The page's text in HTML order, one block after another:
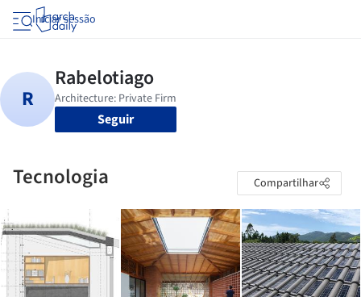
Iniciar sessão
Seguir
Tecnologia Compartilhar